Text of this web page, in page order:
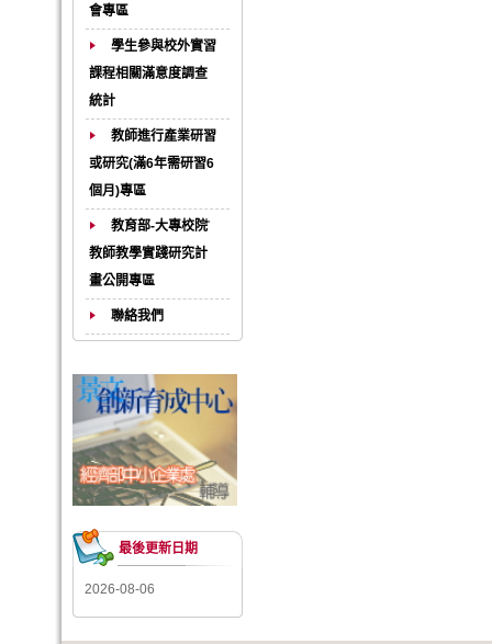
會專區
學生參與校外實習
課程相關滿意度調查
統計
教師進行產業研習
或研究(滿6年需研習6
個月)專區
教育部-大專校院
教師教學實踐研究計
畫公開專區
聯絡我們
最後更新日期
2026-08-06